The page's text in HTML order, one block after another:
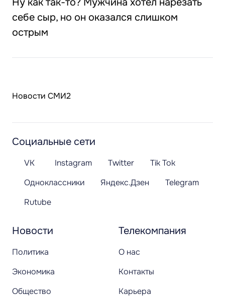
себе сыр, но он оказался слишком
острым
Новости СМИ2
Новости
Политика
Экономика
Общество
Телекомпания
О нас
Контакты
Карьера
Социальные сети
VK Instagram Twitter
Tik Tok
Одноклассники
Яндекс.Дзен
Telegram
Rutube